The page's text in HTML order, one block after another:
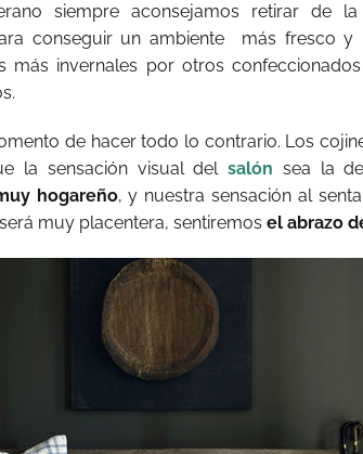
siempre aconsejamos retirar de
conseguir un ambiente
más fresco y
más invernales por otros
de hacer todo lo contrario. Los
la sensación visual delsalón sea la
hogareño, y nuestra sensación al
muy placentera, sentiremos el abrazo